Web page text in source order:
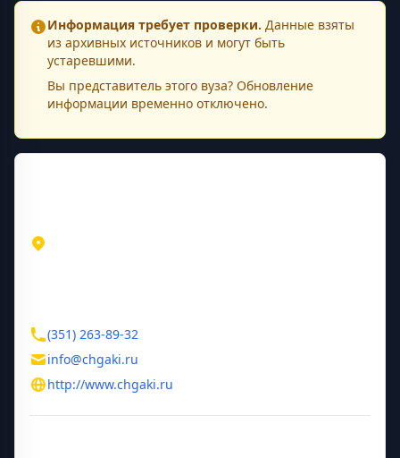
Информация требует проверки. Данные взяты
из архивных источников и могут быть
устаревшими.
Вы представитель этого вуза? Обновление
информации временно отключено.
(351) 263-89-32
info@chgaki.ru
http://www.chgaki.ru